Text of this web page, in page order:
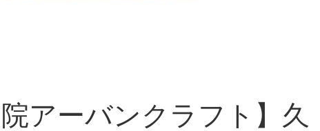
アーバンクラフト】久